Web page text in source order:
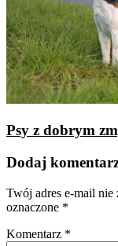
Psy z dobrym
Dodaj
Twój adres e-mail nie
oznaczone *
Komentarz *